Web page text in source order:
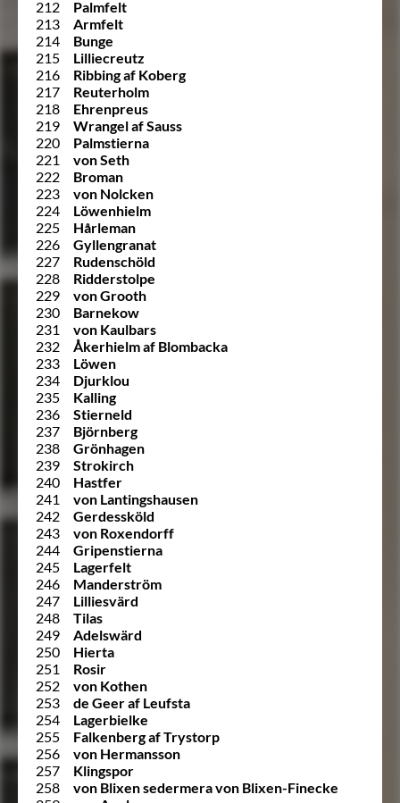
212
Palmfelt
213
Armfelt
214
Bunge
215
Lilliecreutz
216
Ribbing af Koberg
217
Reuterholm
218
Ehrenpreus
219
Wrangel af Sauss
220
Palmstierna
221
von Seth
222
Broman
223
von Nolcken
224
Löwenhielm
225
Hårleman
226
Gyllengranat
227
Rudenschöld
228
Ridderstolpe
229
von Grooth
230
Barnekow
231
von Kaulbars
232
Åkerhielm af Blombacka
233
Löwen
234
Djurklou
235
Kalling
236
Stierneld
237
Björnberg
238
Grönhagen
239
Strokirch
240
Hastfer
241
von Lantingshausen
242
Gerdessköld
243
von Roxendorff
244
Gripenstierna
245
Lagerfelt
246
Manderström
247
Lilliesvärd
248
Tilas
249
Adelswärd
250
Hierta
251
Rosir
252
von Kothen
253
de Geer af Leufsta
254
Lagerbielke
255
Falkenberg af Trystorp
256
von Hermansson
257
Klingspor
258
von Blixen sedermera von Blixen-Finecke